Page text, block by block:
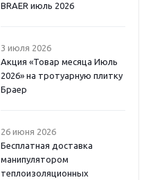
BRAER июль 2026
3 июля 2026
Акция «Товар месяца Июль
2026» на тротуарную плитку
Браер
26 июня 2026
Бесплатная доставка
манипулятором
теплоизоляционных